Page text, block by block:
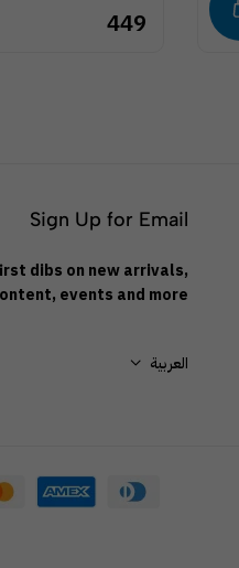
الجودة
449
Sign Up for Email
dibs on new arrivals,
events and more!
العربية